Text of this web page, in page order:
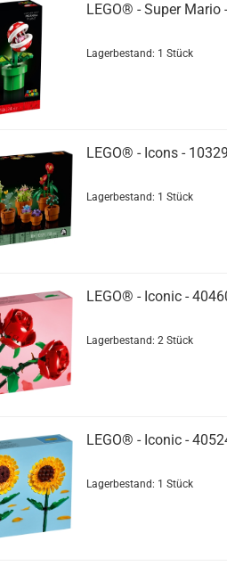
LEGO® - Super Mario
Lagerbestand: 1 Stück
LEGO® - Icons -
Lagerbestand: 1 Stück
LEGO® - Iconic -
Lagerbestand: 2 Stück
LEGO® - Iconic -
Lagerbestand: 1 Stück